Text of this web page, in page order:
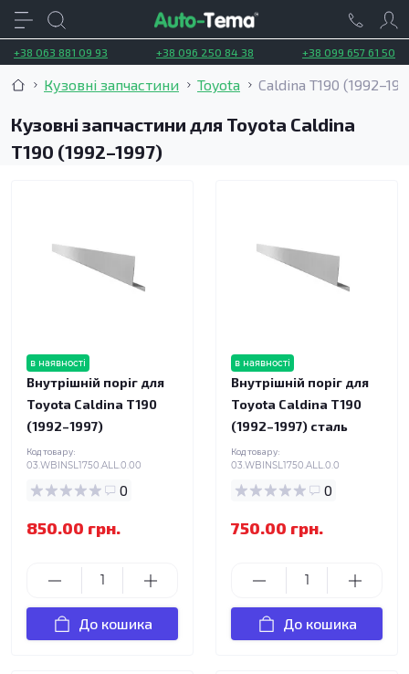
+38 063 881 09 93 +38 096 250 84 38 +38 099 657 61 50
Кузовні запчастини Toyota Caldina T190
Кузовні запчастини для Toyota Caldina
T190 (1992–1997)
в наявності
Внутрішній поріг для
Toyota Caldina T190
(1992–1997)
Код товару:
03.WBINSL1750.ALL.0.00
0
850.00 грн.
До кошика
в наявності
Внутрішній поріг для
Toyota Caldina T190
(1992–1997) сталь
Код товару:
03.WBINSL1750.ALL.0.0
0
750.00 грн.
До кошика